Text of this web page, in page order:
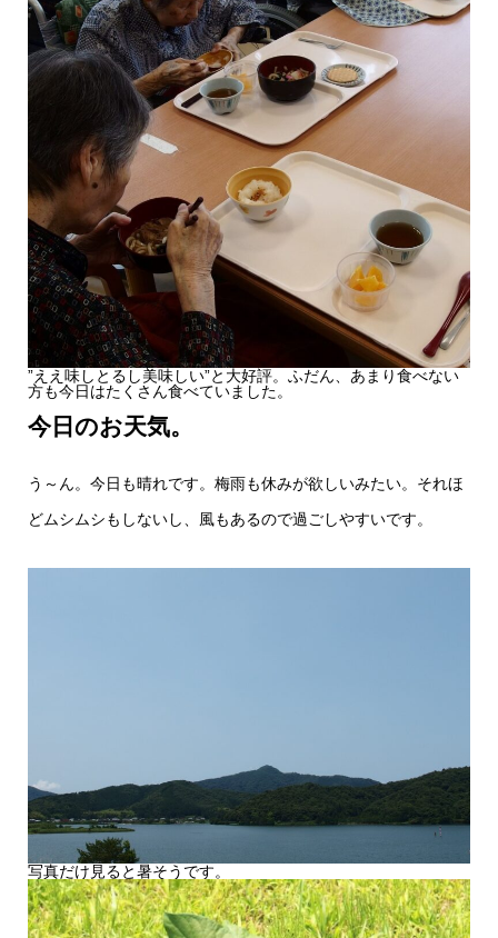
”ええ味しとるし美味しい”と大好評。ふだん、あまり食べない
方も今日はたくさん食べていました。
今日のお天気。
う～ん。今日も晴れです。梅雨も休みが欲しいみたい。それほ
どムシムシもしないし、風もあるので過ごしやすいです。
写真だけ見ると暑そうです。